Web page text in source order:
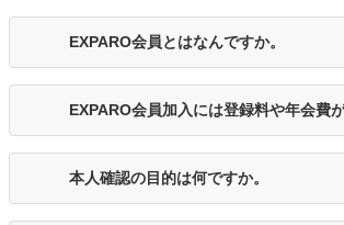
EXPARO会員とはなんですか。
EXPARO会員加入には登録料や年会費
本人確認の目的は何ですか。